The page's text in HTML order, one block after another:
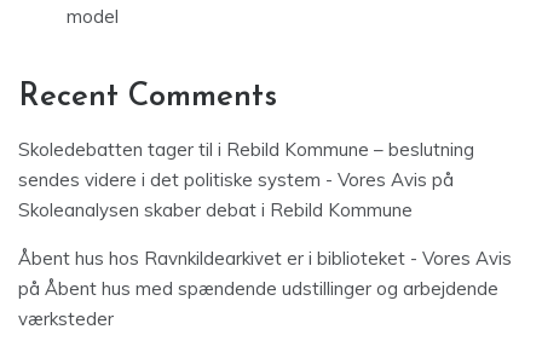
model
Recent Comments
Skoledebatten tager til i Rebild Kommune – beslutning
sendes videre i det politiske system - Vores Avis på
Skoleanalysen skaber debat i Rebild Kommune
Åbent hus hos Ravnkildearkivet er i biblioteket - Vores Avis
på Åbent hus med spændende udstillinger og arbejdende
værksteder